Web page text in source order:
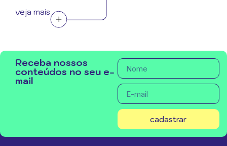
veja mais
Receba nossos
conteúdos no seu e-
mail
cadastrar